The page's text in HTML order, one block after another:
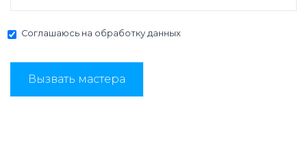
Соглашаюсь на обработку данных
Вызвать мастера